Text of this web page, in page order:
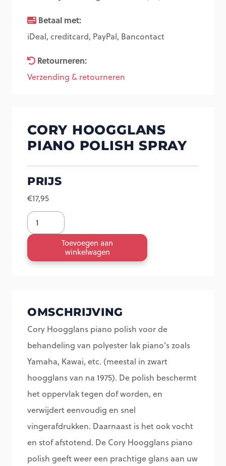
Betaal met:
iDeal, creditcard, PayPal, Bancontact
Retourneren:
Verzending & retourneren
CORY HOOGGLANS
PIANO POLISH SPRAY
PRIJS
€17,95
Cory
hoogglans
polish
Toevoegen aan
winkelwagen
OMSCHRIJVING
Cory Hoogglans piano polish voor de
behandeling van polyester lak piano’s zoals
Yamaha, Kawai, etc. (meestal in zwart
hoogglans van na 1975). De polish beschermt
het oppervlak tegen dof worden, en
verwijdert eenvoudig en snel
vingerafdrukken. Daarnaast is het ook vocht
en stof afstotend. De Cory Hoogglans piano
polish geeft weer een prachtige glans aan uw